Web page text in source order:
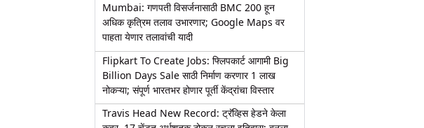
Mumbai: गणपती विसर्जनासाठी BMC 200 हून
अधिक कृत्रिम तलाव उभारणार; Google Maps वर
पाहता येणार तलावांची यादी
Flipkart To Create Jobs: फ्लिपकार्ट आगामी Big
Billion Days Sale साठी निर्माण करणार 1 लाख
नोकऱ्या; संपूर्ण भारतभर होणार पूर्ती केंद्रांचा विस्तार
Travis Head New Record: ट्रॅव्हिस हेडने केला